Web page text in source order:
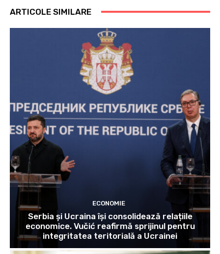
ARTICOLE SIMILARE
ECONOMIE
Serbia și Ucraina își consolidează relațiile
economice. Vučić reafirmă sprijinul pentru
integritatea teritorială a Ucrainei